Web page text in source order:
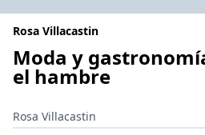
Rosa Villacastin
Moda y
el hambre
Rosa Villacastin